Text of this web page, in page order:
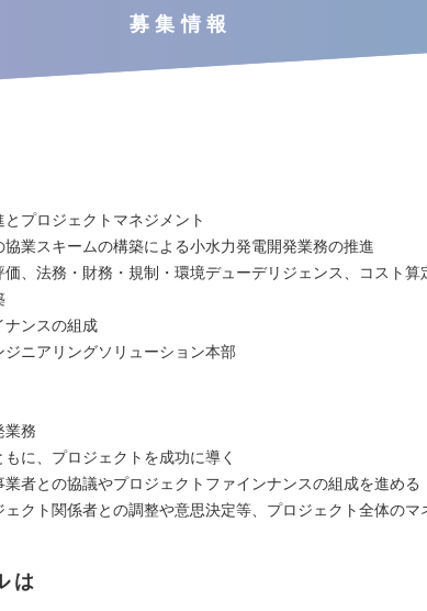
募集情報
とプロジェクトマネジメント
協業スキームの構築による小水力発電開発業務の推進
価、法務・財務・規制・環境デューデリジェンス、コスト算
ナンスの組成
ニアリングソリューション本部
業務
もに、プロジェクトを成功に導く
業者との協議やプロジェクトファインナンスの組成を進める
ェクト関係者との調整や意思決定等、プロジェクト全体のマ
は